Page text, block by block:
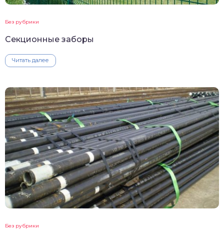
Без рубрики
Секционные заборы
Читать далее
Без рубрики